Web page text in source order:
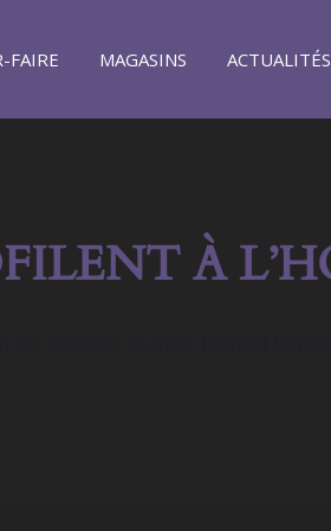
FAIRE MAGASINS ACTUALITÉS
À